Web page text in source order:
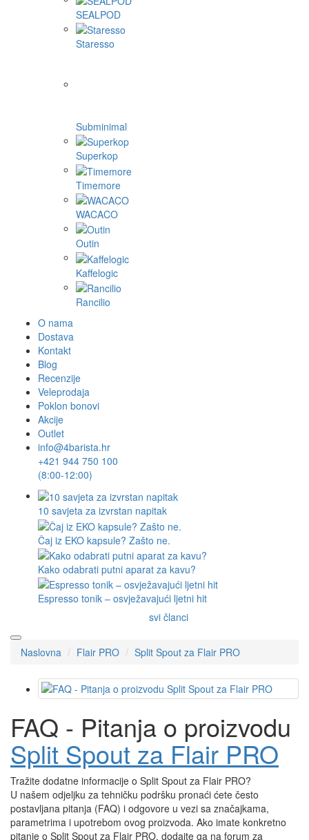
SEALPOD
Staresso
Subminimal
Superkop
Timemore
WACACO
Outin
Kaffelogic
Rancilio
O nama
Dostava
Kontakt
Blog
Recenzije
Veleprodaja
Poklon bonovi
Akcije
Outlet
info@4barista.hr
+421 944 750 100
(8:00-12:00)
10 savjeta za izvrstan napitak
Čaj iz EKO kapsule? Zašto ne.
Kako odabrati putni aparat za kavu?
Espresso tonik – osvježavajući ljetni hit
svi članci
Naslovna Flair PRO Split Spout za Flair PRO
FAQ - Pitanja o proizvodu
Split Spout za Flair PRO
Tražite dodatne informacije o Split Spout za Flair PRO?
U našem odjeljku za tehničku podršku pronaći ćete često
postavljana pitanja (FAQ) i odgovore u vezi sa značajkama,
parametrima i upotrebom ovog proizvoda. Ako imate konkretno
pitanje o Split Spout za Flair PRO, dodajte ga na forum za